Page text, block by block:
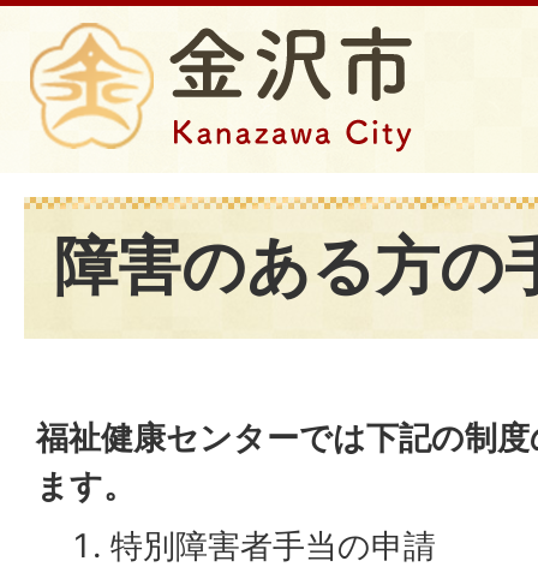
障害のある方の
福祉健康センターでは下記の制
ます。
特別障害者手当の申請